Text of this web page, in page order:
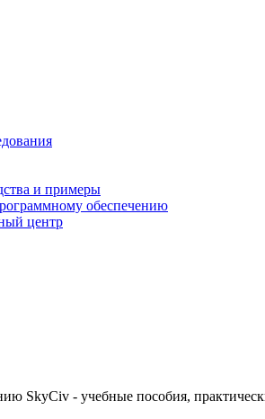
и примеры
обеспечению
центр
SkyCiv - учебные пособия,